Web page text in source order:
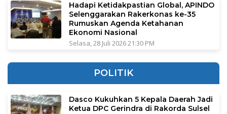
Hadapi Ketidakpastian Global, APINDO
Selenggarakan Rakerkonas ke-35
Rumuskan Agenda Ketahanan
Ekonomi Nasional
Selasa, 28 Juli 2026 21:30 PM
POLITIK
Dasco Kukuhkan 5 Kepala Daerah Jadi
Ketua DPC Gerindra di Rakorda Sulsel